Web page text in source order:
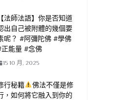
【法師法語】你是否知道
出自己被附體的幾個要
呢？ #阿彌陀佛 #學佛
能量 #念佛
15 10 月, 2025
行秘籍
佛法不僅是修
，如何將它融入到你的